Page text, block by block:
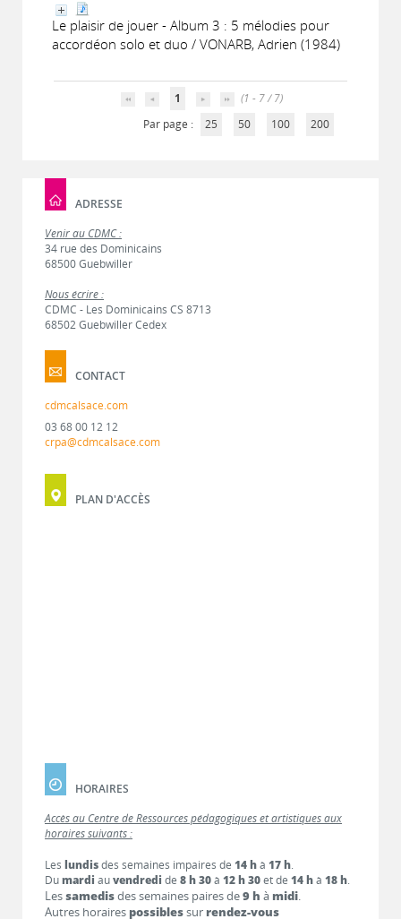
Le plaisir de jouer - Album 3 : 5 mélodies pour
accordéon solo et duo / VONARB, Adrien (1984)
1
(1 - 7 / 7)
Par page :
25 50 100 200
ADRESSE
Venir au CDMC :
34 rue des Dominicains
68500 Guebwiller
Nous écrire :
CDMC - Les Dominicains CS 8713
68502 Guebwiller Cedex
CONTACT
cdmcalsace.com
03 68 00 12 12
crpa@cdmcalsace.com
PLAN D'ACCÈS
HORAIRES
Accès au Centre de Ressources pédagogiques et artistiques aux
horaires suivants :
Les lundisdes semaines impaires de 14 hà 17 h.
Dumardi auvendredi de 8 h 30à 12 h 30et de 14 hà 18 h.
Lessamedisdes semaines paires de9 h à midi.
Autres horaires possiblessur rendez-vous